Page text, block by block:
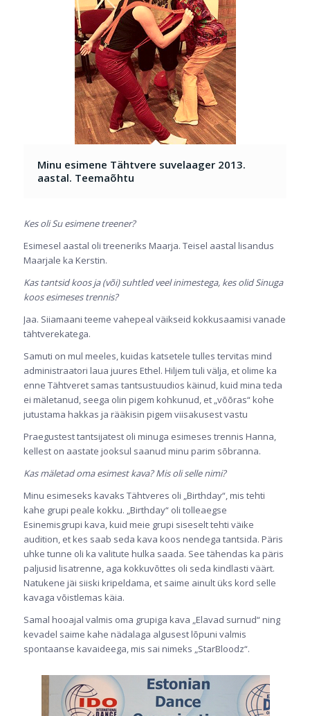
Minu esimene Tähtvere suvelaager 2013.
aastal. Teemaõhtu
Kes oli Su esimene treener?
Esimesel aastal oli treeneriks Maarja. Teisel aastal lisandus
Maarjale ka Kerstin.
Kas tantsid koos ja (või) suhtled veel inimestega, kes olid Sinuga
koos esimeses trennis?
Jaa. Siiamaani teeme vahepeal väikseid kokkusaamisi vanade
tähtverekatega.
Samuti on mul meeles, kuidas katsetele tulles tervitas mind
administraatori laua juures Ethel. Hiljem tuli välja, et olime ka
enne Tähtveret samas tantsustuudios käinud, kuid mina teda
ei mäletanud, seega olin pigem kohkunud, et „võõras“ kohe
jutustama hakkas ja rääkisin pigem viisakusest vastu
Praegustest tantsijatest oli minuga esimeses trennis Hanna,
kellest on aastate jooksul saanud minu parim sõbranna.
Kas mäletad oma esimest kava? Mis oli selle nimi?
Minu esimeseks kavaks Tähtveres oli „Birthday“, mis tehti
kahe grupi peale kokku. „Birthday“ oli tolleaegse
Esinemisgrupi kava, kuid meie grupi siseselt tehti väike
audition, et kes saab seda kava koos nendega tantsida. Päris
uhke tunne oli ka valitute hulka saada. See tähendas ka päris
paljusid lisatrenne, aga kokkuvõttes oli seda kindlasti väärt.
Natukene jäi siiski kripeldama, et saime ainult üks kord selle
kavaga võistlemas käia.
Samal hooajal valmis oma grupiga kava „Elavad surnud“ ning
kevadel saime kahe nädalaga algusest lõpuni valmis
spontaanse kavaideega, mis sai nimeks „StarBloodz“.